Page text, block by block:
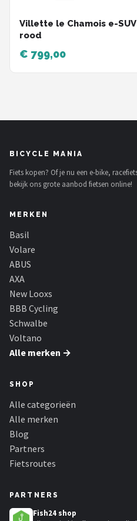
Villette le Chamois e-SUV
rood
€ 799,00
BICYCLE MANIA
Fiets kopen? Of je nu een e-bike,
bekijk ons grote aanbod fietsen online!
MERKEN
Basil
Volare
ABUS
AXA
New Looxs
BBB Cycling
Schwalbe
Voltano
Alle merken →
SHOP
Alle categorieën
Alle merken
Blog
Partners
Fietsroutes
PARTNERS
Fish24 shop